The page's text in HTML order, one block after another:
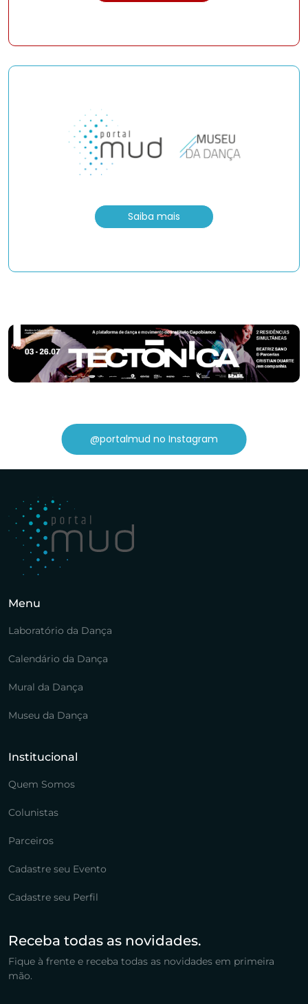
Saiba mais
@portalmud no Instagram
Menu
Laboratório da Dança
Calendário da Dança
Mural da Dança
Museu da Dança
Institucional
Quem Somos
Colunistas
Parceiros
Cadastre seu Evento
Cadastre seu Perfil
Receba todas as novidades.
Fique à frente e receba todas as novidades em primeira
mão.